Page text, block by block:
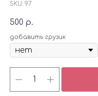
SKU: 97
500 р.
добавить грузик